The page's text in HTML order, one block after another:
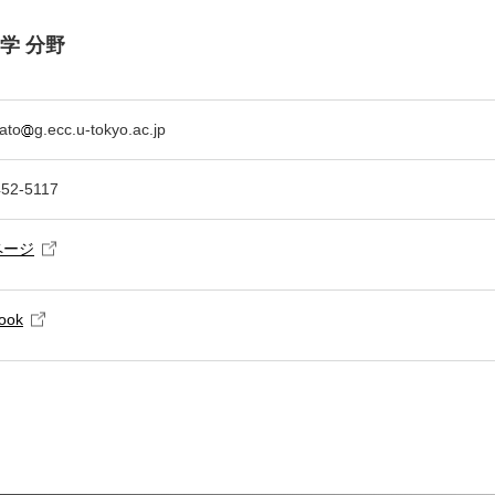
分野
g.ecc.u-tokyo.ac.jp
5117
ジ